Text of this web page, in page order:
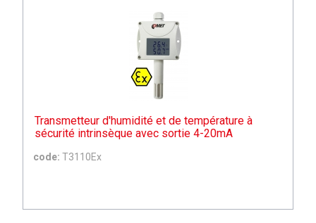
Transmetteur d'humidité et de température à
sécurité intrinsèque avec sortie 4-20mA
code: T3110Ex